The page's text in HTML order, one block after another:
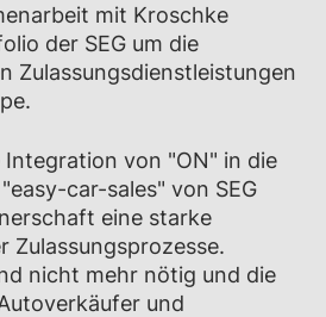
mit Kroschke
der SEG um die
Zulassungsdienstleistungen
von "ON" in die
car-sales" von SEG
eine starke
Zulassungsprozesse.
nicht mehr nötig und die
und